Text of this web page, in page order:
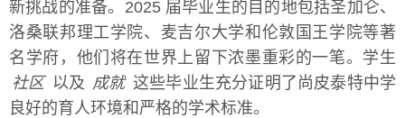
新挑战的准备。2025 届毕业生的目的地包括圣加仑、
洛桑联邦理工学院、麦吉尔大学和伦敦国王学院等著
名学府，他们将在世界上留下浓墨重彩的一笔。学生
社区 以及 成就 这些毕业生充分证明了尚皮泰特中学
良好的育人环境和严格的学术标准。